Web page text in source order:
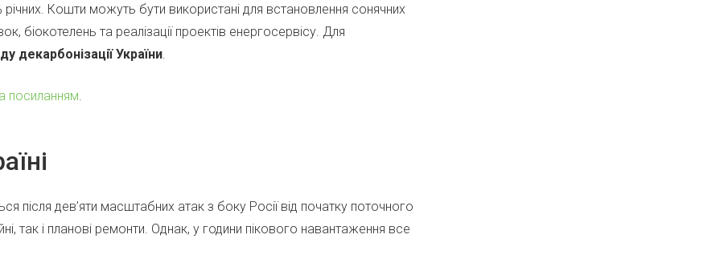
Кошти можуть бути використані для встановлення сонячних
біокотелень та реалізації проектів енергосервісу. Для
декарбонізації України.
посиланням.
після дев’яти масштабних атак з боку Росії від початку поточного
так і планові ремонти. Однак, у години пікового навантаження все